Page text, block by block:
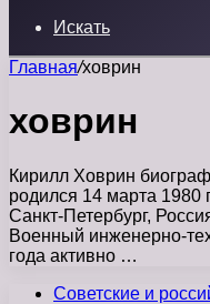
Искать
Главная/ховрин
ховрин
Кирилл Ховрин
родился 14 марта
Санкт-Петербург,
Военный инженерно-
года активно …
Советские и